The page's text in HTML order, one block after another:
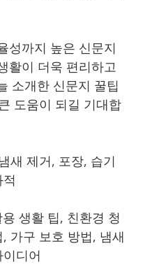
성까지 높은 신문지
활이 더욱 편리하고
소개한 신문지 꿀팁
도움이 되길 기대합
새 제거, 포장, 습기
생활 팁, 친환경 청
가구 보호 방법, 냄새
디어